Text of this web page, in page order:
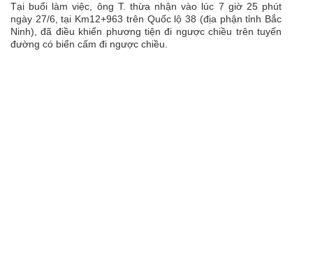
Tại buổi làm việc, ông T. thừa nhận vào lúc 7 giờ 25 phút
ngày 27/6, tại Km12+963 trên Quốc lộ 38 (địa phận tỉnh Bắc
Ninh), đã điều khiển phương tiện đi ngược chiều trên tuyến
đường có biển cấm đi ngược chiều.